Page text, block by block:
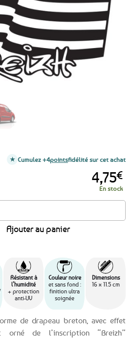
favoris
de drapeau breton, avec effet
de l’inscription “Breizh”
Résistant à
l’humidité
+ protection
anti-UV
Couleur noire
et sans fond :
finition ultra
soignée
Dimensions
16 x 11.5 cm
4,75€
En stock
breton Breizh
Ajouter au panier
Cumulez +4pointsfidélité sur cet achat